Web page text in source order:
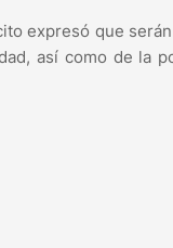
expresó que
así como de la